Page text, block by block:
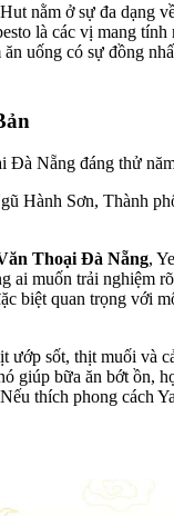
nằm ở sự đa
là các vị mang
uống có sự đồng
Hành Sơn, Thành
Thoại Đà Nẵng,
ai muốn trải nghiệm
biệt quan trọng với
sốt, thịt muối và
giúp bữa ăn bớt ồn,
thích phong cách